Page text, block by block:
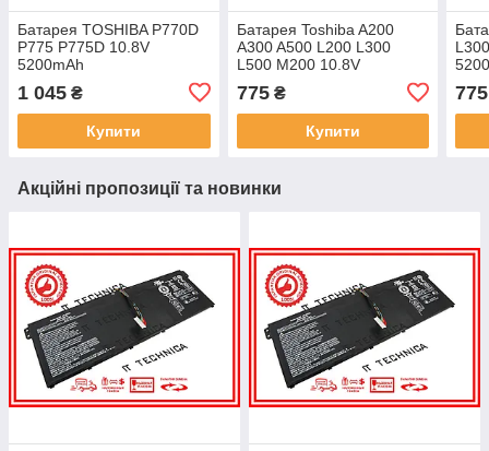
Батарея TOSHIBA P770D
P775 P775D 10.8V
5200mAh
1 045 ₴
Купити
Батарея Toshiba A200
A300 A500 L200 L300
L500 M200 10.8V
775₴
Купити
775
Акційні пропозиції та новинки